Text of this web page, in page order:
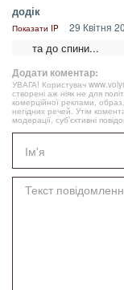
додік
Показати IP 29 Квітня
та до спини...
Додати коментар:
УВАГА! Користувач
створені аж ніяк не для
комерційної реклами,
негідних речей. Утім
модерації, суб’єктивні